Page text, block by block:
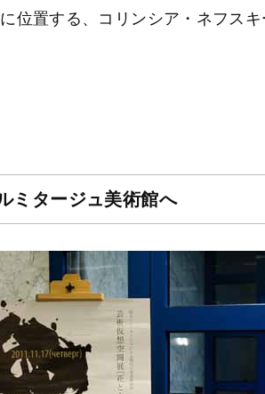
位置する、コリンシア・ネフスキ
ミタージュ美術館へ